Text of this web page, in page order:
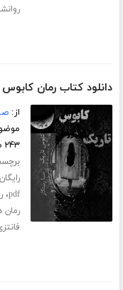
دانلود کتاب رمان
از:
۲۴۳ صفحه
pdf،
رمان